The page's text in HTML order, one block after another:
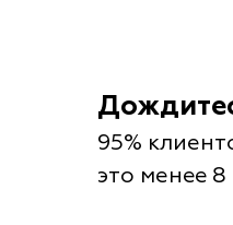
95%
это менее